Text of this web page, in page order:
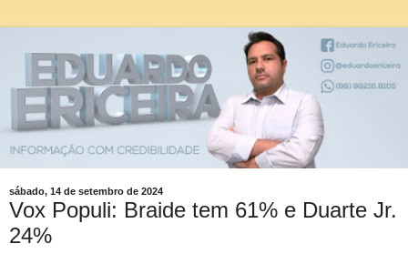
sábado, 14 de setembro de 2024
Vox Populi: Braide tem 61% e Duarte Jr.
24%